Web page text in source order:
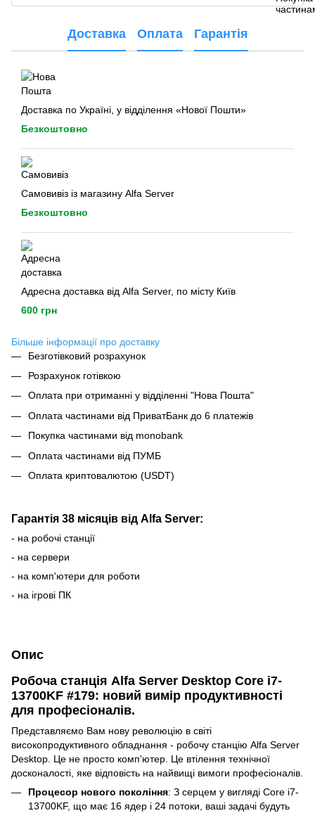
Доставка Оплата Гарантія
Доставка по Україні, у відділення «Нової Пошти»
Безкоштовно
Самовивіз із магазину Alfa Server
Безкоштовно
Адресна доставка від Alfa Server, по місту Київ
600 грн
Більше інформації про доставку
Безготівковий розрахунок
Розрахунок готівкою
Оплата при отриманні у відділенні "Нова Пошта"
Оплата частинами від ПриватБанк до 6 платежів
Покупка частинами від monobank
Оплата частинами від ПУМБ
Оплата криптовалютою (USDT)
Гарантія 38 місяців від Alfa Server:
- на робочі станції
- на сервери
- на комп'ютери для роботи
- на ігрові ПК
Опис
Робоча станція Alfa Server Desktop Core i7-
13700KF #179: новий вимір продуктивності
для професіоналів.
Представляємо Вам нову революцію в світі
високопродуктивного обладнання - робочу станцію Alfa Server
Desktop. Це не просто комп'ютер. Це втілення технічної
досконалості, яке відповість на найвищі вимоги професіоналів.
Процесор нового покоління: З серцем у вигляді Core i7-
13700KF, що має 16 ядер і 24 потоки, ваші задачі будуть